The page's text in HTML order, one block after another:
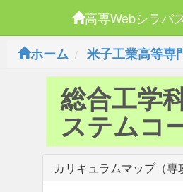
高専Webシラバ
ホーム 米子工業高等専
総合工学
ステムコ
カリキュラムマップ（専